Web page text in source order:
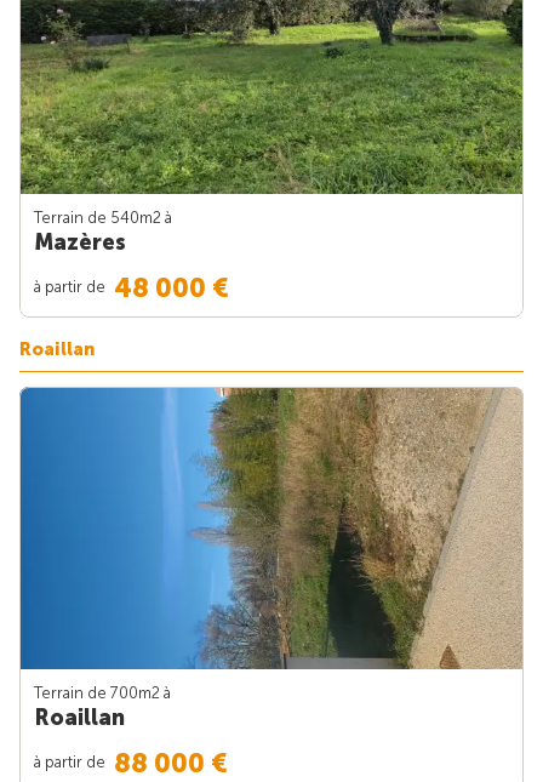
Terrain de 540m2 à
Mazères
à partir de 48 000 €
Roaillan
Terrain de 700m2 à
Roaillan
à partir de 88 000 €